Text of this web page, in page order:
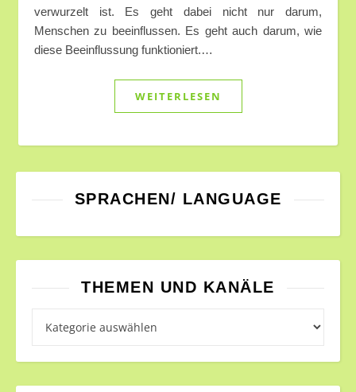
verwurzelt ist. Es geht dabei nicht nur darum,
Menschen zu beeinflussen. Es geht auch darum, wie
diese Beeinflussung funktioniert.…
WEITERLESEN
SPRACHEN/ LANGUAGE
THEMEN UND KANÄLE